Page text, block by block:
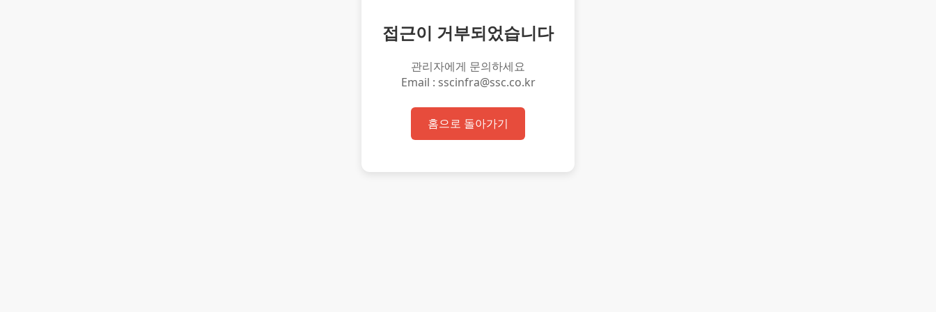
접근이 거부되었습니다
관리자에게 문의하세요
Email : sscinfra@ssc.co.kr
홈으로 돌아가기